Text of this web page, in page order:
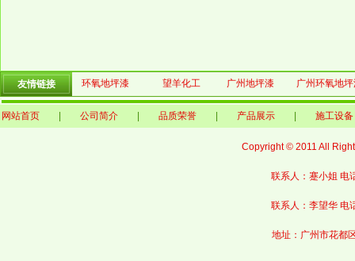
友情链接 环氧地坪漆 望羊化工 广州地坪漆 广州环氧地
网站首页 公司简介 品质荣誉 产品展示 施工设备
Copyright © 2011 All
联系人：蹇小姐 电
联系人：李望华 电
地址： 广州市花都